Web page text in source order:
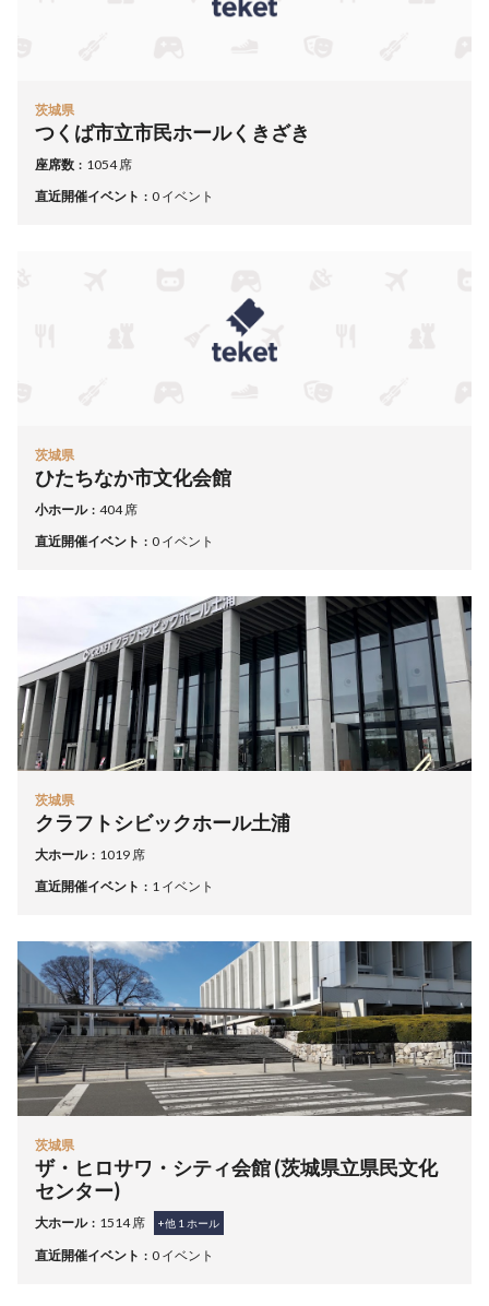
茨城県
つくば市立市民ホールくきざき
座席数
1054 席
直近開催イベント
0 イベント
茨城県
ひたちなか市文化会館
小ホール
404 席
直近開催イベント
0 イベント
茨城県
クラフトシビックホール土浦
大ホール
1019 席
直近開催イベント
1 イベント
茨城県
ザ・ヒロサワ・シティ会館 (茨城県立県民文化
センター)
大ホール 1514 席 +他 1 ホール
直近開催イベント 0 イベント